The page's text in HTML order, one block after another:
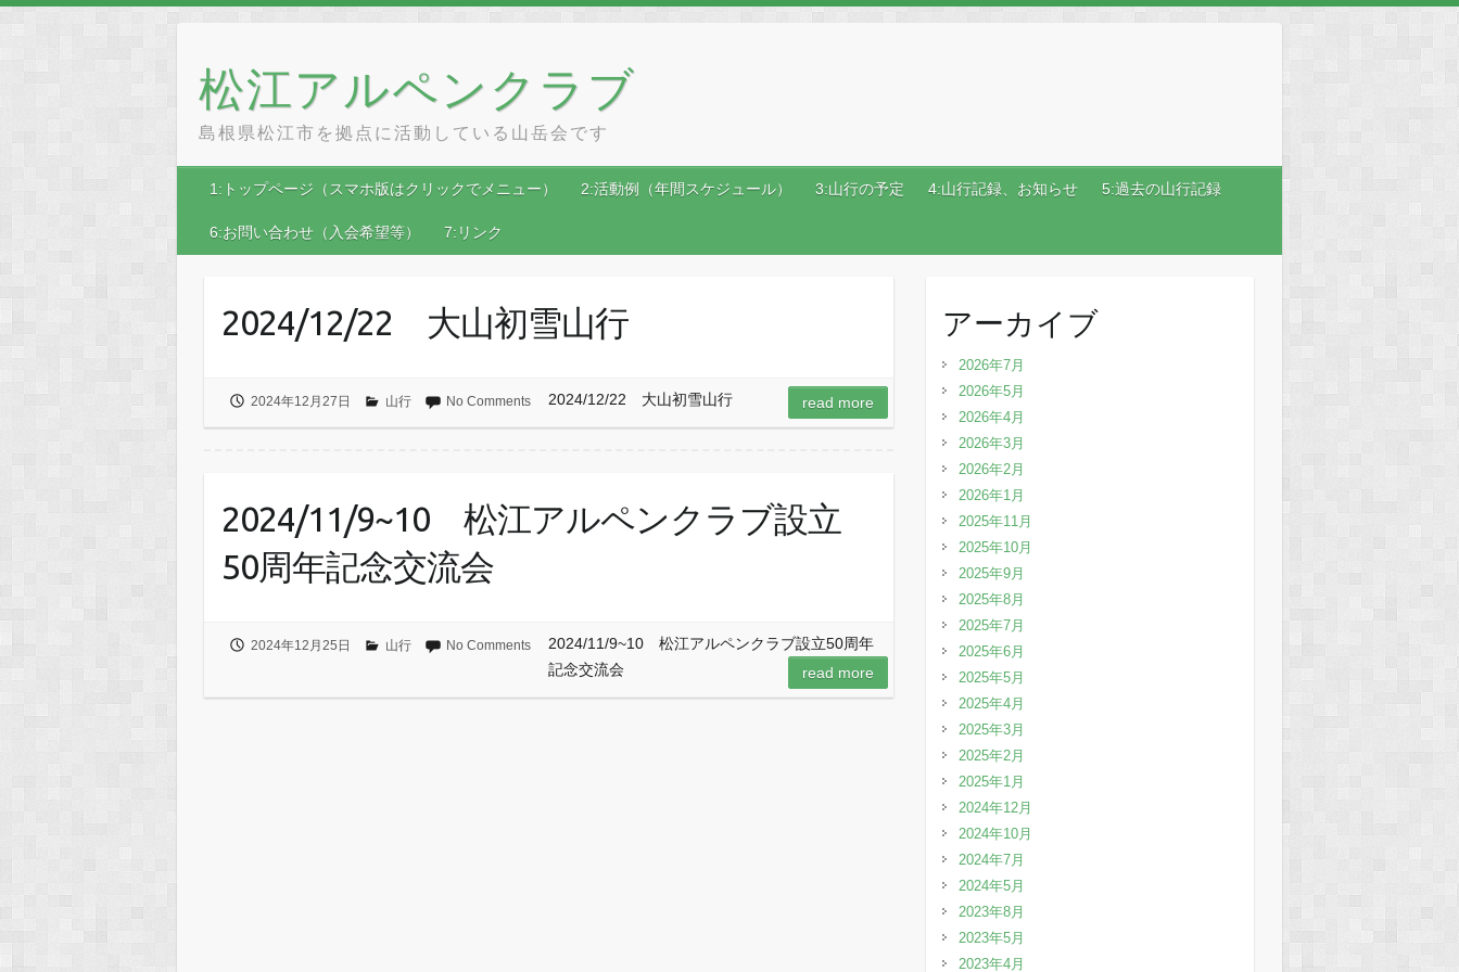
content
松江アルペンクラブ
島根県松江市を拠点に活動している山岳会です
1:トップページ（スマホ版はクリックでメニュー） 2:活動例（年間スケジュール） 3:山行の予定 4:山行記録、お知らせ 5:過去の山行記録
6:お問い合わせ（入会希望等） 7:リンク
2024/12/22 大山初雪山行
2024年12月27日 山行 No Comments 2024/12/22 大山初雪山行 read more
2024/11/9~10 松江アルペンクラブ設立
50周年記念交流会
2024年12月25日 山行 No Comments
2024/11/9~10 松江アルペンクラブ設立50周年
記念交流会
read more
アーカイブ
2026年7月
2026年5月
2026年4月
2026年3月
2026年2月
2026年1月
2025年11月
2025年10月
2025年9月
2025年8月
2025年7月
2025年6月
2025年5月
2025年4月
2025年3月
2025年2月
2025年1月
2024年12月
2024年10月
2024年7月
2024年5月
2023年8月
2023年5月
2023年4月